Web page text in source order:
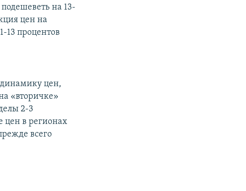
на 13-
цен на
13 процентов
динамику цен,
«вторичке»
2-3
цен в регионах
всего